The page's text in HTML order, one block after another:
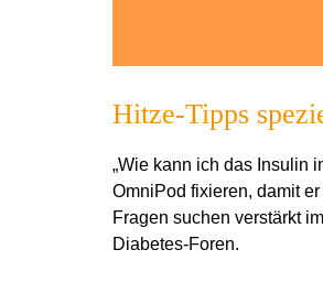
Hitze-Tipps
„Wie kann ich das Insulin
OmniPod fixieren, damit
Fragen suchen verstärkt
Diabetes-Foren.